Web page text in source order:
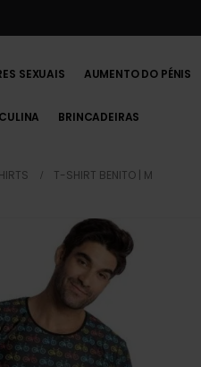
SEXUAIS AUMENTO DO PÉNIS
BRINCADEIRAS
T-SHIRT BENITO | M